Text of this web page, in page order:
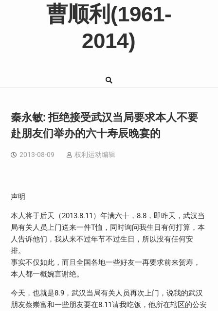
曹顺利(1961-
2014)
秦永敏: 拒绝接受武汉当局要求本人不要
赴朋友们举办的六十寿辰晚宴的
2013-08-09 权利运动编辑
声明
本人将于后天（2013.8.11）年满六十，8.8，即昨天，武汉当
局有关人员上门送来一件T恤，同时询问我生日有何打算，本
人告诉他们，我从来不过年节不过生日，所以没有任何安
排。
事实不仅如此，而且全国各地一些好友一再要求前来贺寿，
本人都一概婉言谢绝。
今天，也就是8.9，武汉当局有关人员再次上门，说我的武汉
朋友蔡崇富和一些朋友要在8.11请我吃饭，他所在辖区的公安